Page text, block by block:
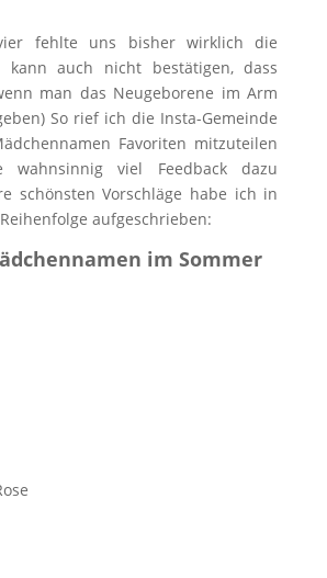
fehlte uns bisher wirklich die
kann auch nicht bestätigen, dass
man das Neugeborene im Arm
So rief ich die Insta-Gemeinde
Favoriten mitzuteilen
viel Feedback dazu
schönsten Vorschläge habe ich in
aufgeschrieben:
im Sommer